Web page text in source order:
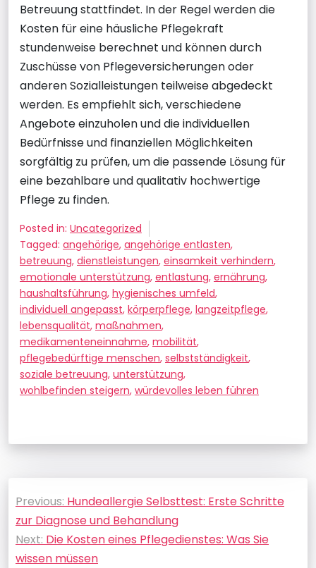
Betreuung stattfindet. In der Regel werden die
Kosten für eine häusliche Pflegekraft
stundenweise berechnet und können durch
Zuschüsse von Pflegeversicherungen oder
anderen Sozialleistungen teilweise abgedeckt
werden. Es empfiehlt sich, verschiedene
Angebote einzuholen und die individuellen
Bedürfnisse und finanziellen Möglichkeiten
sorgfältig zu prüfen, um die passende Lösung für
eine bezahlbare und qualitativ hochwertige
Pflege zu finden.
Posted in: Uncategorized
Tagged: angehörige, angehörige entlasten,
betreuung, dienstleistungen, einsamkeit verhindern,
emotionale unterstützung, entlastung, ernährung,
haushaltsführung, hygienisches umfeld,
individuell angepasst, körperpflege, langzeitpflege,
lebensqualität, maßnahmen,
medikamenteneinnahme, mobilität,
pflegebedürftige menschen, selbstständigkeit,
soziale betreuung, unterstützung,
wohlbefinden steigern, würdevolles leben führen
Beitragsnavigation
Previous: Hundeallergie Selbsttest: Erste Schritte
zur Diagnose und Behandlung
Next: Die Kosten eines Pflegedienstes: Was Sie
wissen müssen